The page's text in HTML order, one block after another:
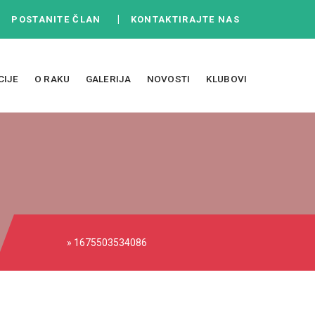
POSTANITE ČLAN KONTAKTIRAJTE NAS
O RAKU GALERIJA NOVOSTI KLUBOVI
» 1675503534086